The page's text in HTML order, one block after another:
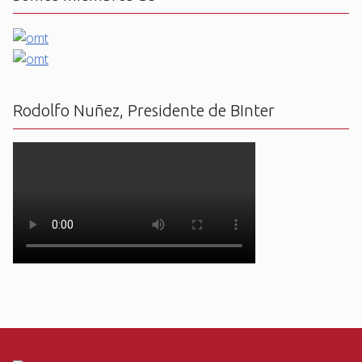
Rodolfo Nuñez, Presidente de BInter